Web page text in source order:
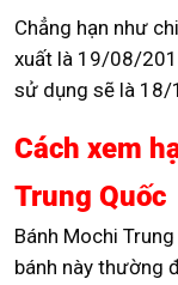
Chẳng hạn như
xuất là 19/08/
sử dụng sẽ là
Cách xem
Trung Quốc
Bánh Mochi
bánh này thường